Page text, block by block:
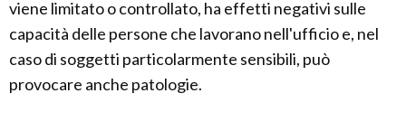
viene limitato o controllato, ha effetti negativi sulle
capacità delle persone che lavorano nell'ufficio e, nel
caso di soggetti particolarmente sensibili, può
provocare anche patologie.